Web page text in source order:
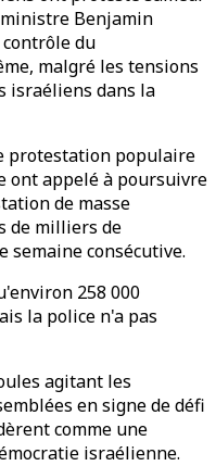
Benjamin
du
malgré les tensions
israéliens dans la
protestation populaire
ont appelé à poursuivre
de masse
de milliers de
semaine consécutive.
258 000
la police n'a pas
agitant les
en signe de défi
comme une
israélienne.